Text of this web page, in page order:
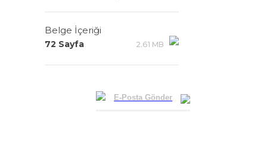
Belge İçeriği
72 Sayfa 2.61 MB
E-Posta Gönder